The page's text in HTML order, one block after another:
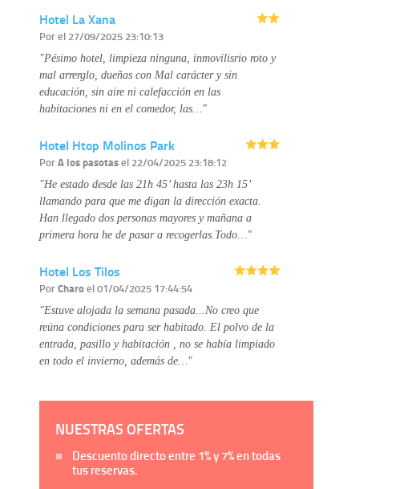
Destinatarios:
personal de nuestra entidad que esté
conocimiento de la información que le pedimos.
No se comunicarán datos a terceros.
Derechos: tiene derecho a saber qué
información tenemos sobre usted, corregirla y
eliminarla, tal y como se explica en la
página web.
Información complementaria:Puede consultar
tratamos sus datos en lapolítica de privacidad
Hotel La Xana
Porel 27/09/2025 23:10:13
"Pésimo hotel, limpieza ninguna, inmovilisrio roto y
mal arrerglo, dueñas con Mal carácter y sin
educación, sin aire ni calefacción en las
habitaciones ni en el comedor, las…"
Hotel Htop Molinos Park
PorA los pasotasel 22/04/2025 23:18:12
"He estado desde las 21h 45’ hasta las 23h 15’
llamando para que me digan la dirección exacta.
Han llegado dos personas mayores y mañana a
primera hora he de pasar a recogerlas.Todo…"
Hotel Los Tilos
PorCharoel 01/04/2025 17:44:54
"Estuve alojada la semana pasada...No creo que
reúna condiciones para ser habitado. El polvo de la
entrada, pasillo y habitación , no se había limpiado
en todo el invierno, además de…"
NUESTRAS OFERTAS
Descuento directo entre 1%y7%en todas
tus reservas.